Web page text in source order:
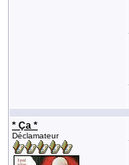
* Ça *
Déclamateur